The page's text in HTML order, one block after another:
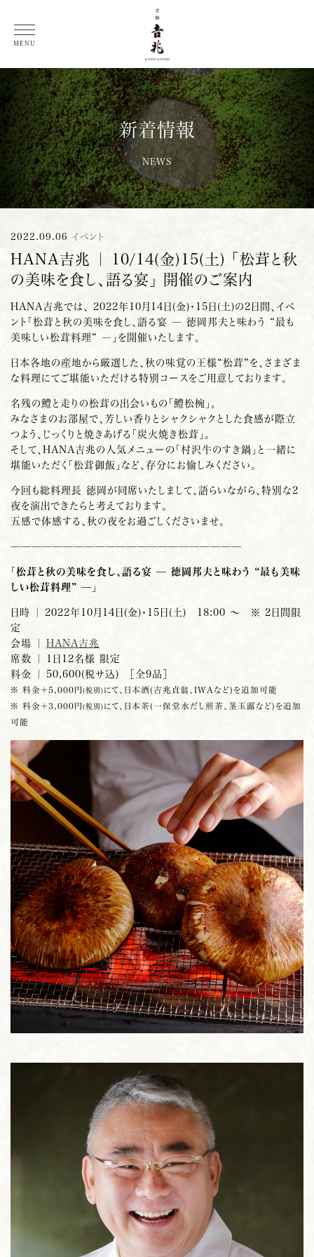
MENU
総料理長 徳岡邦夫 コラム
新着情報
NEWS
2022.09.06 イベント
HANA吉兆 ｜ 10/14(金)15(土) 「松茸と秋
の美味を食し、語る宴」 開催のご案内
HANA吉兆では、 2022年10月14日(金)・15日(土)の2日間、イベ
ント「松茸と秋の美味を食し、語る宴 ― 徳岡邦夫と味わう “最も
美味しい松茸料理” ―」を開催いたします。
日本各地の産地から厳選した、秋の味覚の王様“松茸”を、さまざま
な料理にてご堪能いただける特別コースをご用意しております。
名残の鱧と走りの松茸の出会いもの「鱧松椀」。
みなさまのお部屋で、芳しい香りとシャクシャクとした食感が際立
つよう、じっくりと焼きあげる「炭火焼き松茸」。
そして、HANA吉兆の人気メニューの「村沢牛のすき鍋」と一緒に
堪能いただく「松茸御飯」など、存分にお愉しみください。
今回も総料理長 徳岡が同席いたしまして、語らいながら、特別な2
夜を演出できたらと考えております。
五感で体感する、秋の夜をお過ごしくださいませ。
——————————————————————
「松茸と秋の美味を食し、語る宴 — 徳岡邦夫と味わう “最も美味
しい松茸料理” —」
日時 ｜ 2022年10月14日(金)・15日(土) 18:00 ～ ※ 2日間限
定
会場 ｜ HANA吉兆
席数 ｜ 1日12名様 限定
料金 ｜ 50,600(税サ込) ［全9品］
※ 料金＋5,000円(税別)にて、日本酒(吉兆貞翁、IWAなど)を追加可能
※ 料金＋3,000円(税別)にて、日本茶(一保堂水だし煎茶、茎玉露など)を追加
可能